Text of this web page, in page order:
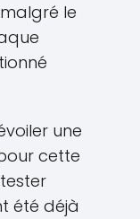
le
une
cette
été déjà